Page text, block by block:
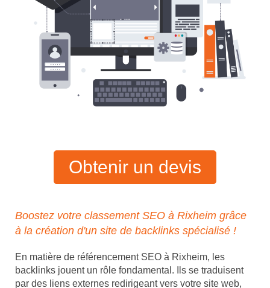
Obtenir un devis
Boostez votre classement SEO à Rixheim grâce
à la création d'un site de backlinks spécialisé !
En matière de référencement SEO à Rixheim, les
backlinks jouent un rôle fondamental. Ils se traduisent
par des liens externes redirigeant vers votre site web,